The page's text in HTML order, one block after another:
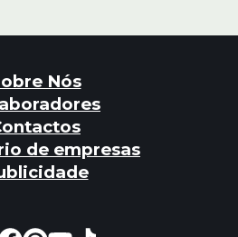
Nós
de empresas